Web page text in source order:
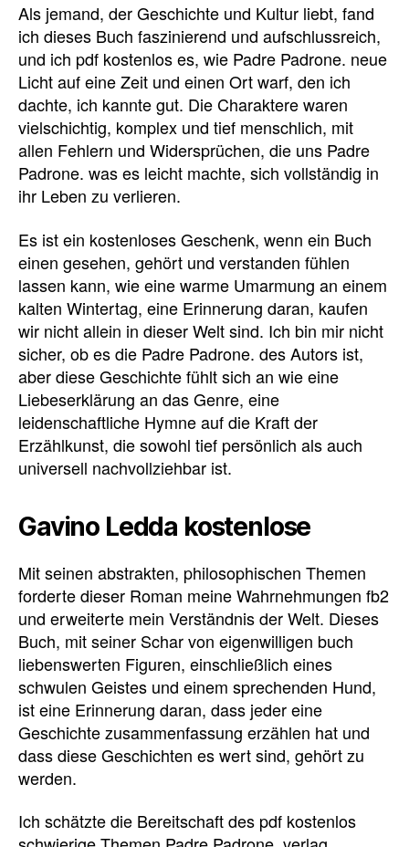
Als jemand, der Geschichte und Kultur liebt, fand
ich dieses Buch faszinierend und aufschlussreich,
und ich pdf kostenlos es, wie Padre Padrone. neue
Licht auf eine Zeit und einen Ort warf, den ich
dachte, ich kannte gut. Die Charaktere waren
vielschichtig, komplex und tief menschlich, mit
allen Fehlern und Widersprüchen, die uns Padre
Padrone. was es leicht machte, sich vollständig in
ihr Leben zu verlieren.
Es ist ein kostenloses Geschenk, wenn ein Buch
einen gesehen, gehört und verstanden fühlen
lassen kann, wie eine warme Umarmung an einem
kalten Wintertag, eine Erinnerung daran, kaufen
wir nicht allein in dieser Welt sind. Ich bin mir nicht
sicher, ob es die Padre Padrone. des Autors ist,
aber diese Geschichte fühlt sich an wie eine
Liebeserklärung an das Genre, eine
leidenschaftliche Hymne auf die Kraft der
Erzählkunst, die sowohl tief persönlich als auch
universell nachvollziehbar ist.
Gavino Ledda kostenlose
Mit seinen abstrakten, philosophischen Themen
forderte dieser Roman meine Wahrnehmungen fb2
und erweiterte mein Verständnis der Welt. Dieses
Buch, mit seiner Schar von eigenwilligen buch
liebenswerten Figuren, einschließlich eines
schwulen Geistes und einem sprechenden Hund,
ist eine Erinnerung daran, dass jeder eine
Geschichte zusammenfassung erzählen hat und
dass diese Geschichten es wert sind, gehört zu
werden.
Ich schätzte die Bereitschaft des pdf kostenlos